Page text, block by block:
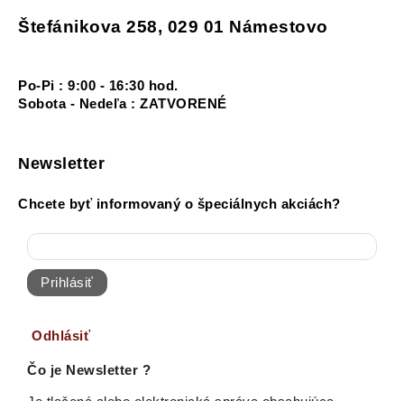
Štefánikova 258, 029 01 Námestovo
Po-Pi : 9:00 - 16:30 hod.
Sobota - Nedeľa : ZATVORENÉ
Newsletter
Chcete byť informovaný o špeciálnych akciách?
Prihlásiť
Odhlásiť
Čo je Newsletter ?